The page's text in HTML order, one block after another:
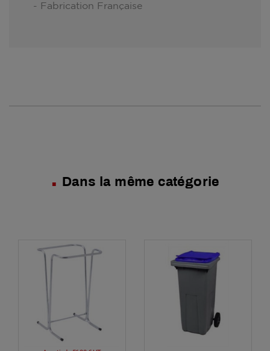
- Fabrication Française
Dans la même catégorie